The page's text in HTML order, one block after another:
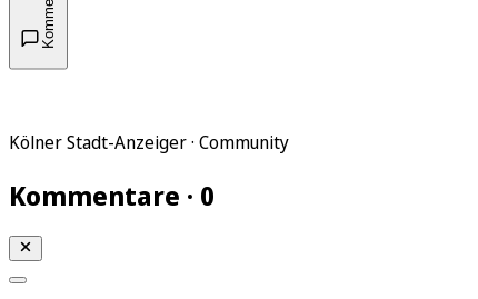
Kölner Stadt-Anzeiger · Community
Kommentare · 0